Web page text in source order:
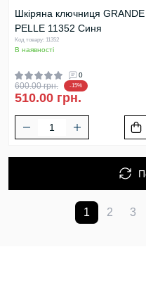
Шкіряна ключниця GRANDE
PELLE 11352 Синя
Код товару: 11352
В наявності
0
600.00 грн. -15%
510.00 грн.
1 2 3